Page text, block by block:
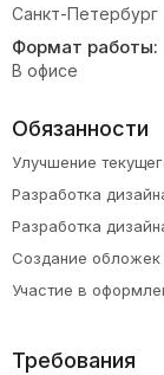
Санкт-Петербург
Формат работы:
В офисе
Обязанности
Улучшение
Разработка
Разработка
Создание обложек
Участие в
Требования